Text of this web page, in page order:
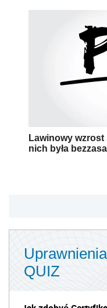
Lawinowy wzrost
nich była
QUIZ